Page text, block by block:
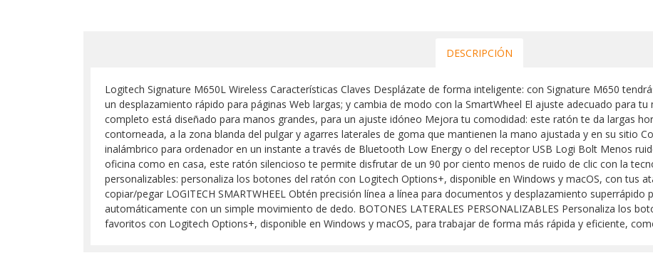
DESCRIPCIÓN
Logitech Signature M650L Wireless Características Claves Desplázate de forma inteligente: con Signature M650
un desplazamiento rápido para páginas Web largas; y cambia de modo con la SmartWheel El ajuste adecuado para
completo está diseñado para manos grandes, para un ajuste idóneo Mejora tu comodidad: este ratón te da largas
contorneada, a la zona blanda del pulgar y agarres laterales de goma que mantienen la mano ajustada y en su sitio
inalámbrico para ordenador en un instante a través de Bluetooth Low Energy o del receptor USB Logi Bolt Menos
oficina como en casa, este ratón silencioso te permite disfrutar de un 90 por ciento menos de ruido de clic con la
personalizables: personaliza los botones del ratón con Logitech Options+, disponible en Windows y macOS, con tus
copiar/pegar LOGITECH SMARTWHEEL Obtén precisión línea a línea para documentos y desplazamiento superrápido
automáticamente con un simple movimiento de dedo. BOTONES LATERALES PERSONALIZABLES Personaliza los
favoritos con Logitech Options+, disponible en Windows y macOS, para trabajar de forma más rápida y eficiente,